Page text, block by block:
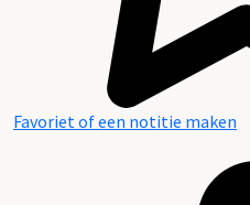
Favoriet of een notitie maken